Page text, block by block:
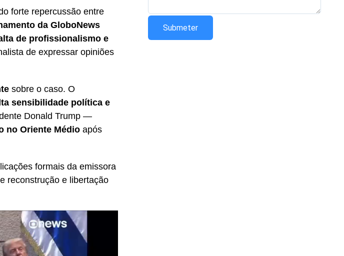
forte repercussão entre
da GloboNews
de profissionalismo e
de expressar opiniões
sobre o caso. O
sensibilidade política e
Donald Trump —
no Oriente Médio após
formais da emissora
reconstrução e libertação